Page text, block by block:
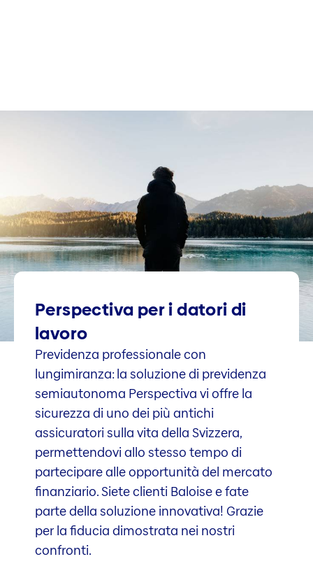
Perspectiva per i datori di
lavoro
Previdenza professionale con
lungimiranza: la soluzione di previdenza
semiautonoma Perspectiva vi offre la
sicurezza di uno dei più antichi
assicuratori sulla vita della Svizzera,
permettendovi allo stesso tempo di
partecipare alle opportunità del mercato
finanziario. Siete clienti Baloise e fate
parte della soluzione innovativa! Grazie
per la fiducia dimostrata nei nostri
confronti.